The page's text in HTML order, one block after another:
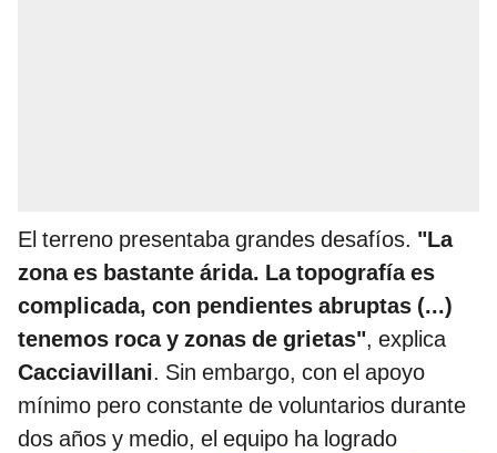
El terreno presentaba grandes desafíos. "La
zona es bastante árida. La topografía es
complicada, con pendientes abruptas (...)
tenemos roca y zonas de grietas", explica
Cacciavillani. Sin embargo, con el apoyo
mínimo pero constante de voluntarios durante
dos años y medio, el equipo ha logrado